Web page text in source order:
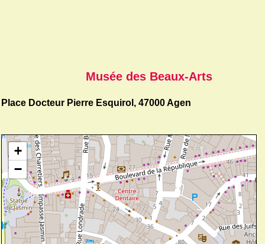
Musée des Beaux-Arts
Place Docteur Pierre Esquirol, 47000 Agen
+
−